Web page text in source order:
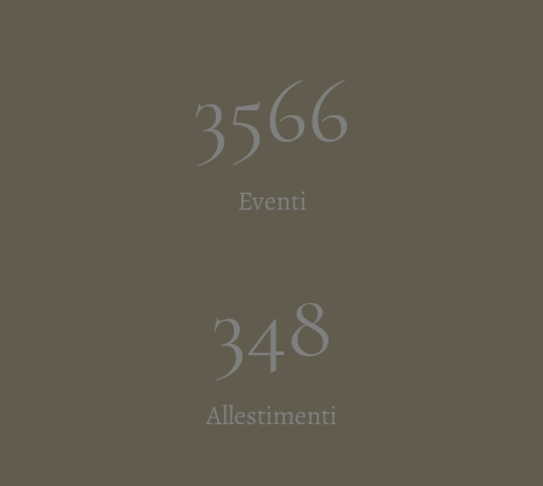
3566
Eventi
348
Allestimenti